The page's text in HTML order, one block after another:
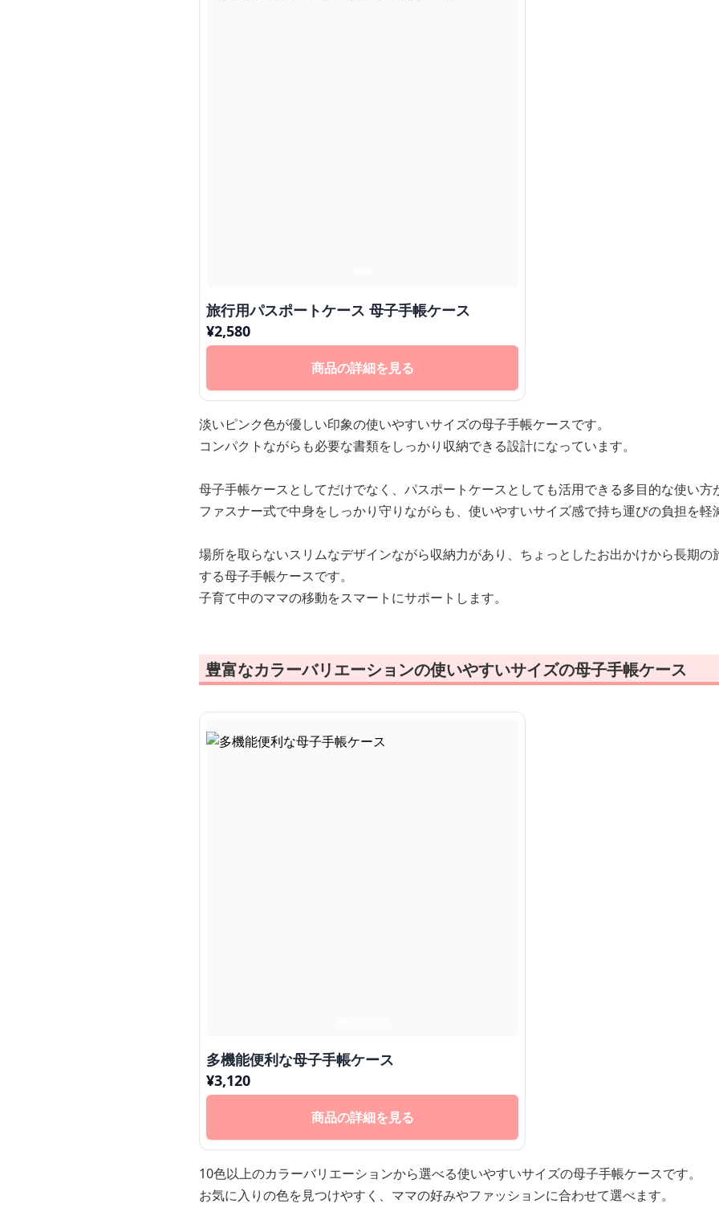
旅行用パスポートケース 母子手帳ケース
¥2,580
商品の詳細を見る
淡いピンク色が優しい印象の使いやすいサイズの母子手帳ケースです。
コンパクトながらも必要な書類をしっかり収納できる設計になっています。
母子手帳ケースとしてだけでなく、パスポートケースとしても活用できる多目的な使い方
ファスナー式で中身をしっかり守りながらも、使いやすいサイズ感で持ち運びの負担を軽
場所を取らないスリムなデザインながら収納力があり、ちょっとしたお出かけから長期の
する母子手帳ケースです。
子育て中のママの移動をスマートにサポートします。
豊富なカラーバリエーションの使いやすいサイズの母子手帳ケース
多機能便利な母子手帳ケース
¥3,120
商品の詳細を見る
10色以上のカラーバリエーションから選べる使いやすいサイズの母子手帳ケースです。
お気に入りの色を見つけやすく、ママの好みやファッションに合わせて選べます。